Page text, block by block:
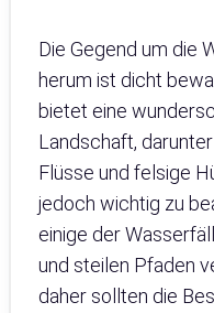
Die Gegend um die
herum ist dicht
bietet eine
Landschaft,
Flüsse und felsige
jedoch wichtig zu
einige der
und steilen Pfaden
daher sollten die